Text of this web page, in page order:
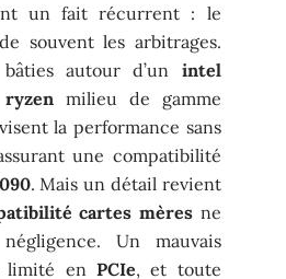
un fait récurrent : le
souvent les arbitrages.
autour d’un intel
milieu de gamme
la performance sans
une compatibilité
. Mais un détail revient
cartes mères ne
Un mauvais
limité en PCIe, et toute